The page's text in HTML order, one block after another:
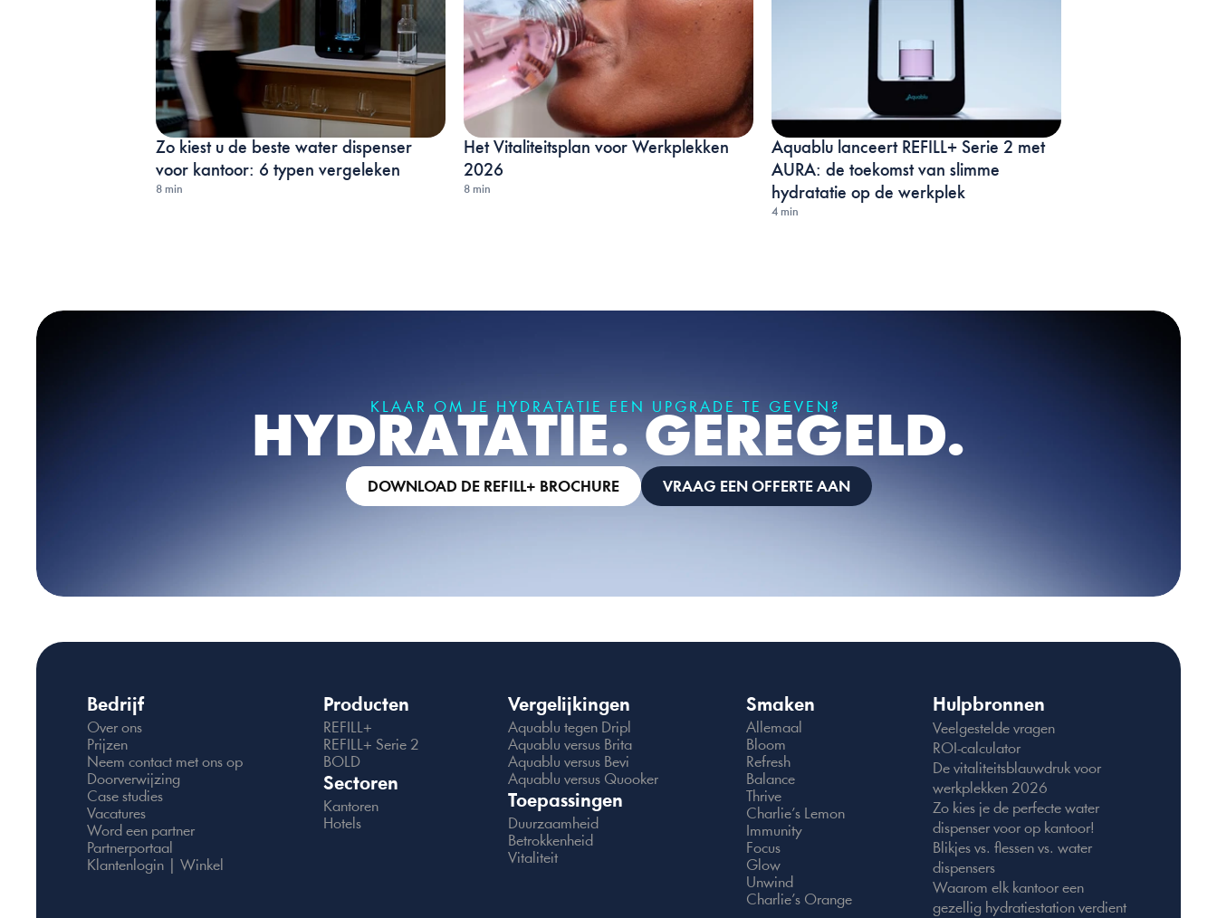
Zo kiest u de beste water dispenser
voor kantoor: 6 typen vergeleken
8 min
Het Vitaliteitsplan voor Werkplekken
2026
8 min
Aquablu lanceert REFILL+ Serie 2 met
AURA: de toekomst van slimme
hydratatie op de werkplek
4 min
KLAAR OM JE HYDRATATIE EEN UPGRADE TE GEVEN?
HYDRATATIE. GEREGELD.
DOWNLOAD DE REFILL+ BROCHURE VRAAG EEN OFFERTE AAN
Bedrijf
Over ons
Prijzen
Neem contact met ons op
Doorverwijzing
Case studies
Vacatures
Word een partner
Partnerportaal
Klantenlogin | Winkel
Producten
REFILL+
REFILL+ Serie 2
BOLD
Sectoren
Kantoren
Hotels
Vergelijkingen
Aquablu tegen Dripl
Aquablu versus Brita
Aquablu versus Bevi
Aquablu versus Quooker
Toepassingen
Duurzaamheid
Betrokkenheid
Vitaliteit
Smaken
Allemaal
Bloom
Refresh
Balance
Thrive
Charlie’s Lemon
Immunity
Focus
Glow
Unwind
Charlie’s Orange
Hulpbronnen
Veelgestelde vragen
ROI-calculator
De vitaliteitsblauwdruk voor
werkplekken 2026
Zo kies je de perfecte water
dispenser voor op kantoor!
Blikjes vs. flessen vs. water
dispensers
Waarom elk kantoor een
gezellig hydratiestation verdient